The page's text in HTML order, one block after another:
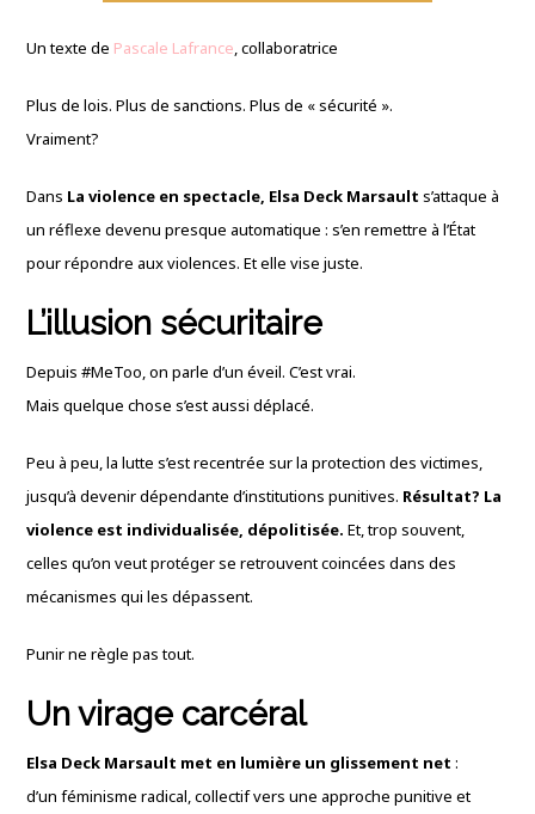
Un texte de Pascale Lafrance , collaboratrice
Plus de lois. Plus de sanctions. Plus de « sécurité ».
Vraiment?
Dans La violence en spectacle, Elsa Deck Marsault s’attaque à
un réflexe devenu presque automatique : s’en remettre à l’État
pour répondre aux violences. Et elle vise juste.
L’illusion sécuritaire
Depuis #MeToo, on parle d’un éveil. C’est vrai.
Mais quelque chose s’est aussi déplacé.
Peu à peu, la lutte s’est recentrée sur la protection des victimes,
jusqu’à devenir dépendante d’institutions punitives. Résultat? La
violence est individualisée, dépolitisée. Et, trop souvent,
celles qu’on veut protéger se retrouvent coincées dans des
mécanismes qui les dépassent.
Punir ne règle pas tout.
Un virage carcéral
Elsa Deck Marsault met en lumière un glissement net :
d’un féminisme radical, collectif vers une approche punitive et